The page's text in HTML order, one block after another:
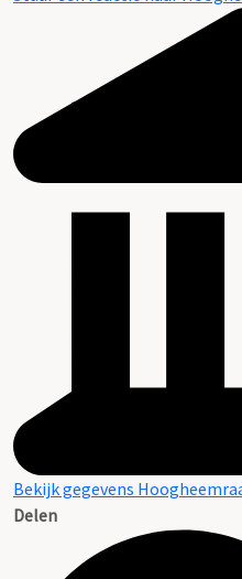
Bekijk gegevens
Delen